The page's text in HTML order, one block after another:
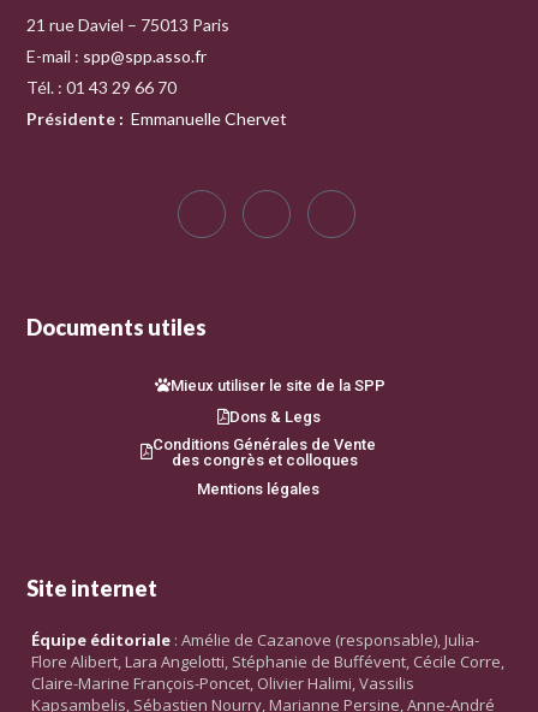
21 rue Daviel – 75013 Paris
E-mail : spp@spp.asso.fr
Tél. : 01 43 29 66 70
Présidente : Emmanuelle Chervet
Documents utiles
Mieux utiliser le site de la SPP
Dons & Legs
Conditions Générales de Vente
des congrès et colloques
Mentions légales
Site internet
Équipe éditoriale : Amélie de Cazanove (responsable), Julia-
Flore Alibert, Lara Angelotti, Stéphanie de Buffévent, Cécile Corre,
Claire-Marine François-Poncet, Olivier Halimi, Vassilis
Kapsambelis, Sébastien Nourry, Marianne Persine, Anne-André